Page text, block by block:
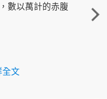
數以萬計的赤腹
全文
重
走進